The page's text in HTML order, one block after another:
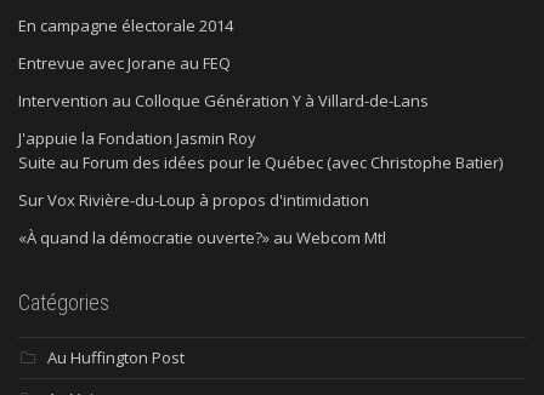
En campagne électorale 2014
Entrevue avec Jorane au FEQ
Intervention au Colloque Génération Y à Villard-de-Lans
J'appuie la Fondation Jasmin Roy
Suite au Forum des idées pour le Québec (avec Christophe Batier)
Sur Vox Rivière-du-Loup à propos d'intimidation
«À quand la démocratie ouverte?» au Webcom Mtl
Catégories
Au Huffington Post